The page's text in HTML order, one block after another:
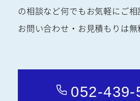
の相談など何でもお気軽にご相
お問い合わせ・お見積もりは無
052-439-